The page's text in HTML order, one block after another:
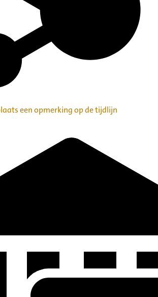
een opmerking op de tijdlijn